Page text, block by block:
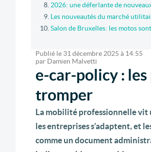
2026: une déferlante de
Les nouveautés du marché
Salon de Bruxelles: les motos
Publié le 31 décembre 2025 à 14:55
par Damien Malvetti
e-car-policy :
tromper
La mobilité professionnelle vit
les entreprises s’adaptent, et
comme un document